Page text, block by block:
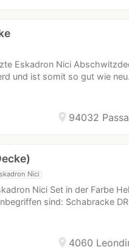
Eskadron Nici
und ist somit so gut wie
location_on 94032
Nici
Nici Set in der Farbe
sind: Schabracke DR
location_on 4060